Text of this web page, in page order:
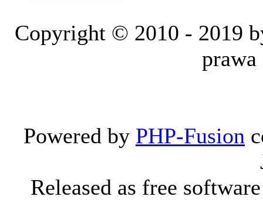
Copyright © 2010 - 2019
prawa
Powered by PHP-Fusion
Released as free